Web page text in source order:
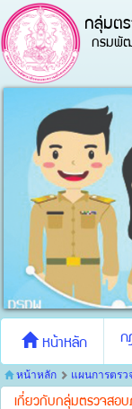
กลุ่มตร
กรมพัฒ
หน้าหลัก ก
หน้าหลัก แผนการตรว
เกี่ยวกับกลุ่มตรวจสอบ